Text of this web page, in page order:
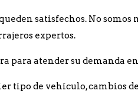
satisfechos. No
expertos.
para atender su demanda
tipo de vehículo, cambios